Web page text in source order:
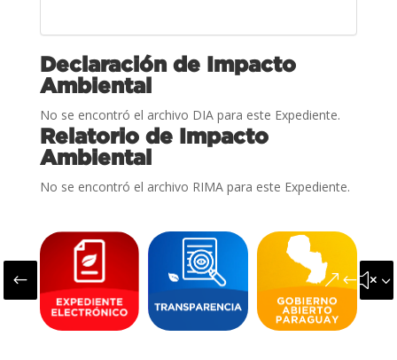
Declaración de Impacto
Ambiental
No se encontró el archivo DIA para este Expediente.
Relatorio de Impacto
Ambiental
No se encontró el archivo RIMA para este Expediente.
#